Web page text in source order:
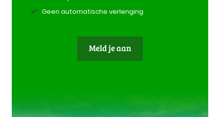
Geen automatische verlenging
Meld je aan